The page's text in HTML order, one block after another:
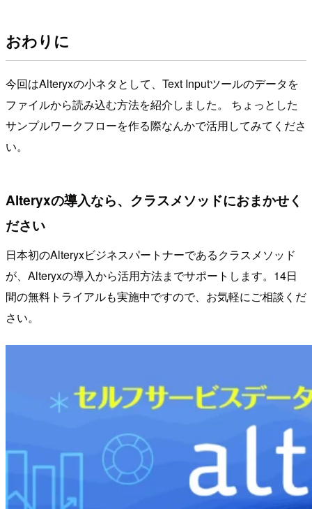
おわりに
今回はAlteryxの小ネタとして、Text Inputツールのデータを
ファイルから読み込む方法を紹介しました。 ちょっとした
サンプルワークフローを作る際なんかで活用してみてくださ
い。
Alteryxの導入なら、クラスメソッドにおまかせく
ださい
日本初のAlteryxビジネスパートナーであるクラスメソッド
が、Alteryxの導入から活用方法までサポートします。14日
間の無料トライアルも実施中ですので、お気軽にご相談くだ
さい。